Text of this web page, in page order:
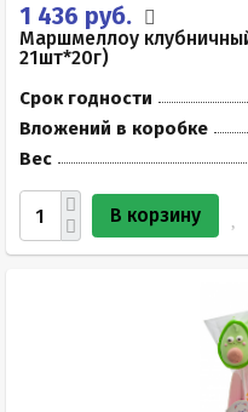
1 436 руб.
Маршмеллоу
21шт*20г)
Срок годности
Вложений в коробке
Вес
В корзину